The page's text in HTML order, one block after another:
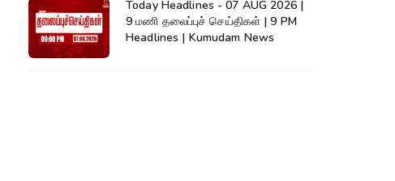
Today Headlines - 07 AUG 2026 |
9 மணி தலைப்புச் செய்திகள் | 9 PM
Headlines | Kumudam News